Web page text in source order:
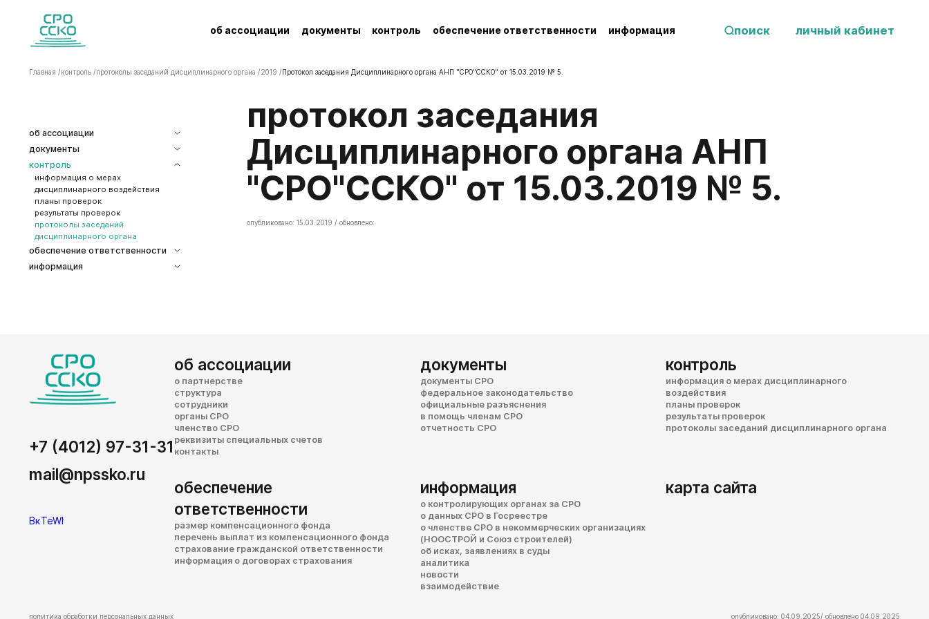
об ассоциации документы контроль обеспечение ответственности информация поиск личный кабинет
Главная /контроль /протоколы заседаний дисциплинарного органа /2019 / Протокол заседания Дисциплинарного органа АНП "СРО"ССКО" от 15.03.2019 № 5.
об ассоциации
документы
контроль
информация о мерах
дисциплинарного воздействия
планы проверок
результаты проверок
протоколы заседаний
дисциплинарного органа
обеспечение ответственности
информация
Протокол заседания
Дисциплинарного органа АНП
"СРО"ССКО" от 15.03.2019 № 5.
опубликовано: 15.03.2019 / обновлено:
+7 (4012) 97-31-31
mail@npssko.ru
об ассоциации
о партнерстве
структура
сотрудники
органы СРО
членство СРО
реквизиты специальных счетов
контакты
документы
документы СРО
федеральное законодательство
официальные разъяснения
в помощь членам СРО
отчетность СРО
контроль
информация о мерах дисциплинарного
воздействия
планы проверок
результаты проверок
протоколы заседаний дисциплинарного органа
обеспечение
ответственности
размер компенсационного фонда
перечень выплат из компенсационного фонда
страхование гражданской ответственности
информация о договорах страхования
информация
о контролирующих органах за СРО
о данных СРО в Госреестре
о членстве СРО в некоммерческих организациях
(НООСТРОЙ и Союз строителей)
об исках, заявлениях в суды
аналитика
новости
взаимодействие
карта сайта
политика обработки персональных данных опубликовано: 04.09.2025/ обновлено 04.09.2025